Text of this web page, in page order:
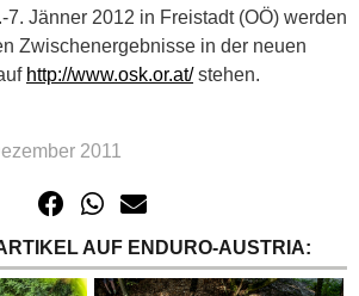
7. Jänner 2012 in Freistadt (OÖ) werden
Zwischenergebnisse in der neuen
http://www.osk.or.at/stehen.
2011
AUF ENDURO-AUSTRIA: